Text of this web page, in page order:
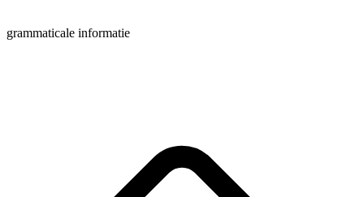
grammaticale informatie